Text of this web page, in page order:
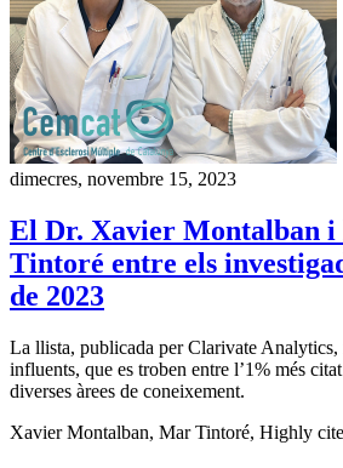
dimecres, novembre 15, 2023
El Dr. Xavier Montalban
Tintoré entre els
de 2023
La llista, publicada per Clarivate Analytics,
influents, que es troben entre l’1% més
diverses àrees de coneixement.
Xavier Montalban, Mar Tintoré, Highly